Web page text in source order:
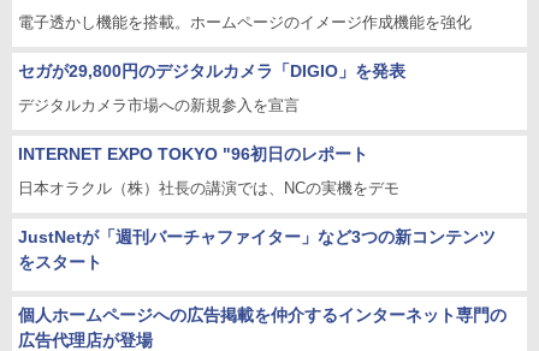
電子透かし機能を搭載。ホームページのイメージ作成機能を強化
セガが29,800円のデジタルカメラ「DIGIO」を発表
デジタルカメラ市場への新規参入を宣言
INTERNET EXPO TOKYO "96初日のレポート
日本オラクル（株）社長の講演では、NCの実機をデモ
JustNetが「週刊バーチャファイター」など3つの新コンテンツ
をスタート
個人ホームページへの広告掲載を仲介するインターネット専門の
広告代理店が登場